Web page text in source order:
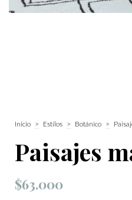
Inicio > Estilos > Botánico >
Paisajes
$63.000